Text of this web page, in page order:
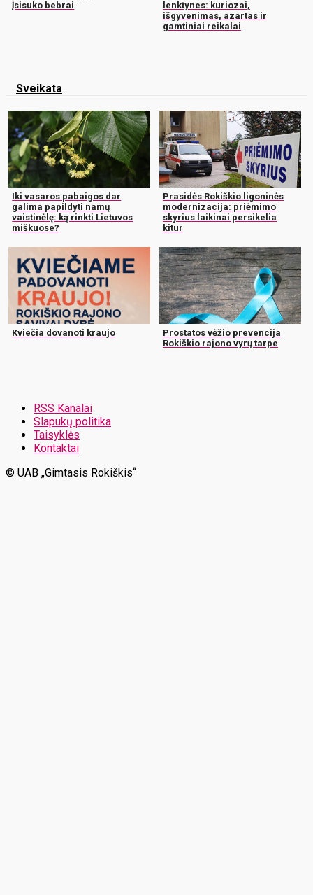
įsisuko bebrai
lenktynes: kuriozai,
išgyvenimas, azartas ir
gamtiniai reikalai
Sveikata
Iki vasaros pabaigos dar
galima papildyti namų
vaistinėlę: ką rinkti Lietuvos
miškuose?
Prasidės Rokiškio ligoninės
modernizacija: priėmimo
skyrius laikinai persikelia
kitur
Kviečia dovanoti kraujo
Prostatos vėžio prevencija
Rokiškio rajono vyrų tarpe
RSS Kanalai
Slapukų politika
Taisyklės
Kontaktai
© UAB „Gimtasis Rokiškis“